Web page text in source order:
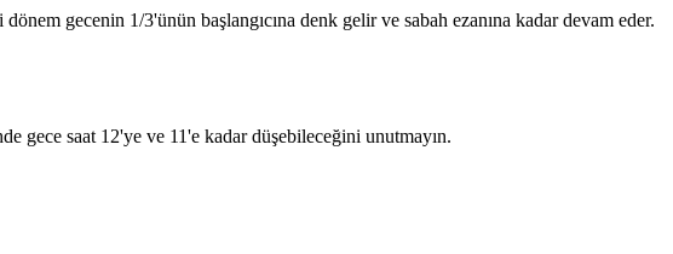
gecenin 1/3'ünün başlangıcına denk gelir ve sabah ezanına kadar devam eder.
gece saat 12'ye ve 11'e kadar düşebileceğini unutmayın.